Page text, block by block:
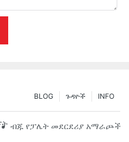
INFO
ጉዳዮች
BLOG
ከፍተኛ የኢንዱስትሪ መደርደሪያ
ብጁ የፓሌት መደርደሪያ አማራጮች፡